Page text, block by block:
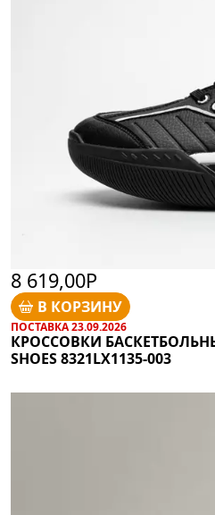
8 619,00Р
В КОРЗИНУ
ПОСТАВКА 23.09.2026
КРОССОВКИ
SHOES 8321LX1135-003